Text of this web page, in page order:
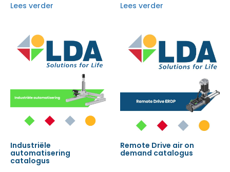
Lees verder Lees verder
Industriële
automatisering
catalogus
Remote Drive air on
demand catalogus